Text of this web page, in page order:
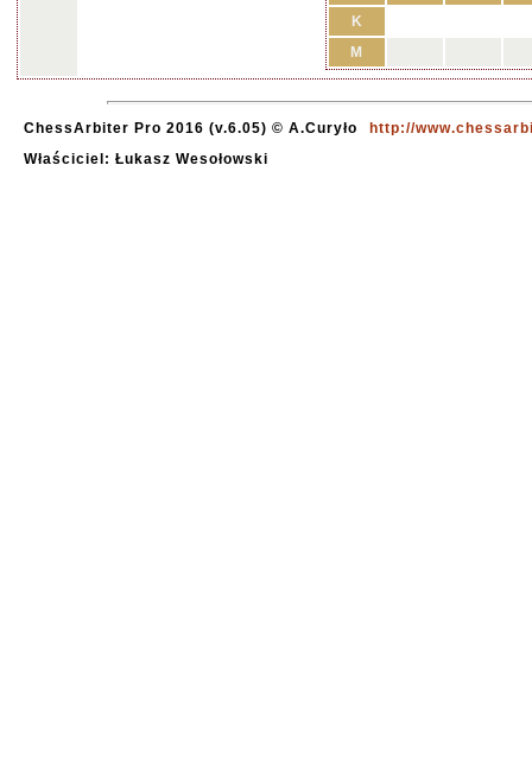
K
M
ChessArbiter Pro 2016 (v.6.05) © A.Curyło
http://
Właściciel: Łukasz Wesołowski